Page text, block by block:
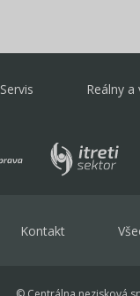
Servis Reálny
Kontakt